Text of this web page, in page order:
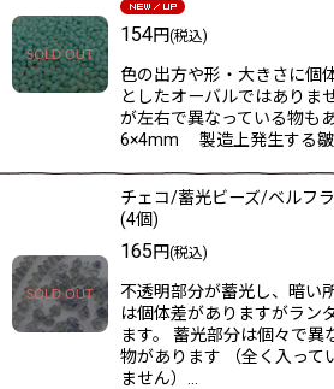
154円(税込)
色の出方や形・大きさに個
としたオーバルではありま
が左右で異なっている物も
6×4mm 製造上発生する皺
チェコ/蓄光ビーズ/ベルフ
(4個)
165円(税込)
不透明部分が蓄光し、暗い
は個体差がありますがラン
ます。 蓄光部分は個々で異
物があります （全く入って
ません）…